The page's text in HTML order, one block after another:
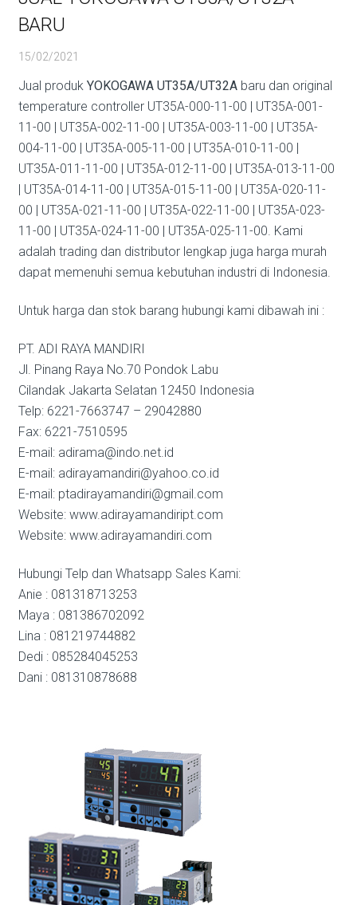
BARU
15/02/2021
Jual produk YOKOGAWA UT35A/UT32Abaru dan original
temperature controller UT35A-000-11-00 | UT35A-001-
11-00 | UT35A-002-11-00 | UT35A-003-11-00 | UT35A-
004-11-00 | UT35A-005-11-00 | UT35A-010-11-00 |
UT35A-011-11-00 | UT35A-012-11-00 | UT35A-013-11-00
| UT35A-014-11-00 | UT35A-015-11-00 | UT35A-020-11-
00 | UT35A-021-11-00 | UT35A-022-11-00 | UT35A-023-
11-00 | UT35A-024-11-00 | UT35A-025-11-00. Kami
adalah trading dan distributor lengkap juga harga murah
dapat memenuhi semua kebutuhan industri di Indonesia.
Untuk harga dan stok barang hubungi kami dibawah ini :
PT. ADI RAYA MANDIRI
Jl. Pinang Raya No.70 Pondok Labu
Cilandak Jakarta Selatan 12450 Indonesia
Telp: 6221-7663747 – 29042880
Fax: 6221-7510595
E-mail: adirama@indo.net.id
E-mail: adirayamandiri@yahoo.co.id
E-mail: ptadirayamandiri@gmail.com
Website: www.adirayamandiript.com
Website: www.adirayamandiri.com
Hubungi Telp dan Whatsapp Sales Kami:
Anie : 081318713253
Maya : 081386702092
Lina : 081219744882
Dedi : 085284045253
Dani : 081310878688